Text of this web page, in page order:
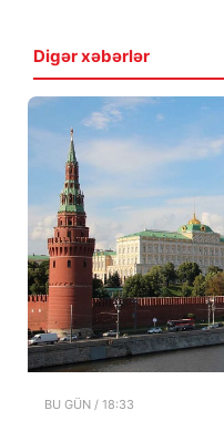
Digər xəbərlər
BU GÜN / 18:33